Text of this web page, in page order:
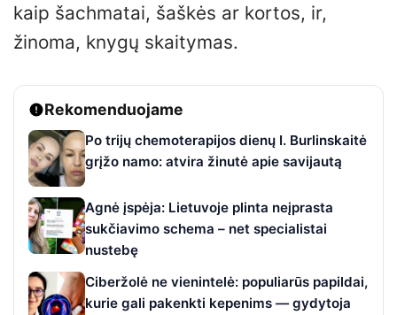
kaip šachmatai, šaškės ar kortos, ir,
žinoma, knygų skaitymas.
Rekomenduojame
Po trijų chemoterapijos dienų I. Burlinskaitė
grįžo namo: atvira žinutė apie savijautą
Agnė įspėja: Lietuvoje plinta neįprasta
sukčiavimo schema – net specialistai
nustebę
Ciberžolė ne vienintelė: populiarūs papildai,
kurie gali pakenkti kepenims — gydytoja